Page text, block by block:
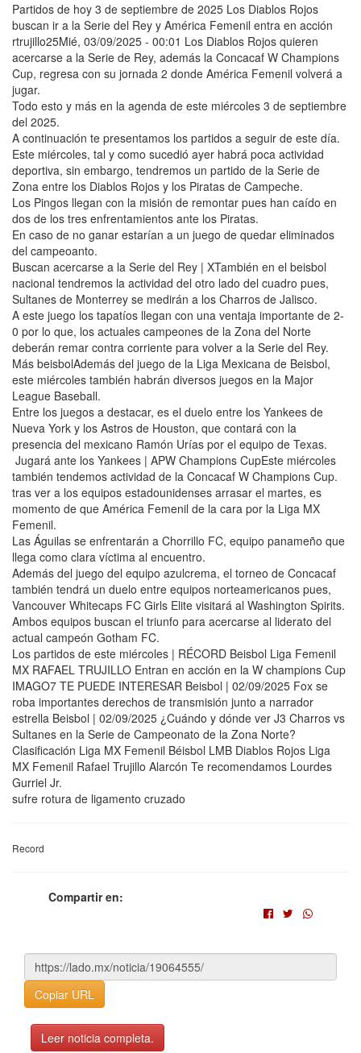
Partidos de hoy 3 de septiembre de 2025 Los Diablos Rojos
buscan ir a la Serie del Rey y América Femenil entra en acción
rtrujillo25Mié, 03/09/2025 - 00:01 Los Diablos Rojos quieren
acercarse a la Serie de Rey, además la Concacaf W Champions
Cup, regresa con su jornada 2 donde América Femenil volverá a
jugar.
Todo esto y más en la agenda de este miércoles 3 de septiembre
del 2025.
A continuación te presentamos los partidos a seguir de este día.
Este miércoles, tal y como sucedió ayer habrá poca actividad
deportiva, sin embargo, tendremos un partido de la Serie de
Zona entre los Diablos Rojos y los Piratas de Campeche.
Los Pingos llegan con la misión de remontar pues han caído en
dos de los tres enfrentamientos ante los Piratas.
En caso de no ganar estarían a un juego de quedar eliminados
del campeoanto.
Buscan acercarse a la Serie del Rey | XTambién en el beisbol
nacional tendremos la actividad del otro lado del cuadro pues,
Sultanes de Monterrey se medirán a los Charros de Jalisco.
A este juego los tapatíos llegan con una ventaja importante de 2-
0 por lo que, los actuales campeones de la Zona del Norte
deberán remar contra corriente para volver a la Serie del Rey.
Más beisbolAdemás del juego de la Liga Mexicana de Beisbol,
este miércoles también habrán diversos juegos en la Major
League Baseball.
Entre los juegos a destacar, es el duelo entre los Yankees de
Nueva York y los Astros de Houston, que contará con la
presencia del mexicano Ramón Urías por el equipo de Texas.
Jugará ante los Yankees | APW Champions CupEste miércoles
también tendemos actividad de la Concacaf W Champions Cup.
tras ver a los equipos estadounidenses arrasar el martes, es
momento de que América Femenil de la cara por la Liga MX
Femenil.
Las Águilas se enfrentarán a Chorrillo FC, equipo panameño que
llega como clara víctima al encuentro.
Además del juego del equipo azulcrema, el torneo de Concacaf
también tendrá un duelo entre equipos norteamericanos pues,
Vancouver Whitecaps FC Girls Elite visitará al Washington Spirits.
Ambos equipos buscan el triunfo para acercarse al liderato del
actual campeón Gotham FC.
Los partidos de este miércoles | RÉCORD Beisbol Liga Femenil
MX RAFAEL TRUJILLO Entran en acción en la W champions Cup
IMAGO7 TE PUEDE INTERESAR Beisbol | 02/09/2025 Fox se
roba importantes derechos de transmisión junto a narrador
estrella Beisbol | 02/09/2025 ¿Cuándo y dónde ver J3 Charros vs
Sultanes en la Serie de Campeonato de la Zona Norte?
Clasificación Liga MX Femenil Béisbol LMB Diablos Rojos Liga
MX Femenil Rafael Trujillo Alarcón Te recomendamos Lourdes
Gurriel Jr.
sufre rotura de ligamento cruzado
Record
Compartir en:
Copiar URL
Leer noticia completa.